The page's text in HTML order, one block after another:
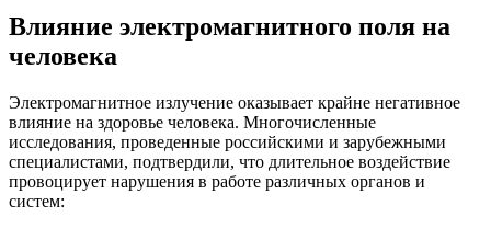
Влияние электромагнитного поля на
человека
Электромагнитное излучение оказывает крайне негативное
влияние на здоровье человека. Многочисленные
исследования, проведенные российскими и зарубежными
специалистами, подтвердили, что длительное воздействие
провоцирует нарушения в работе различных органов и
систем: